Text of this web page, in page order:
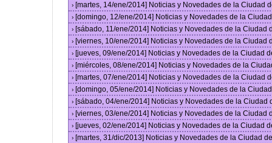
› [martes, 14/ene/2014] Noticias y Novedades de la Ciudad
› [domingo, 12/ene/2014] Noticias y Novedades de la
› [sábado, 11/ene/2014] Noticias y Novedades de la Ciudad
› [viernes, 10/ene/2014] Noticias y Novedades de la Ciudad
› [jueves, 09/ene/2014] Noticias y Novedades de la Ciudad
› [miércoles, 08/ene/2014] Noticias y Novedades de la
› [martes, 07/ene/2014] Noticias y Novedades de la Ciudad
› [domingo, 05/ene/2014] Noticias y Novedades de la
› [sábado, 04/ene/2014] Noticias y Novedades de la Ciudad
› [viernes, 03/ene/2014] Noticias y Novedades de la Ciudad
› [jueves, 02/ene/2014] Noticias y Novedades de la Ciudad
› [martes, 31/dic/2013] Noticias y Novedades de la Ciudad